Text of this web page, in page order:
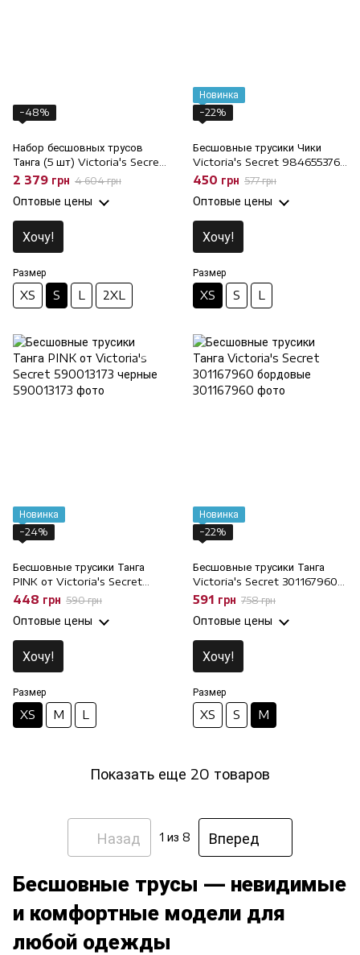
−48%
Набор бесшовных трусов
Танга (5 шт) Victoria's Secret
855795860, S
2 379 грн 4 604 грн
Оптовые цены
Хочу!
Размер
XS S L 2XL
Новинка
−22%
Бесшовные трусики Чики
Victoria's Secret 984655376
леопардовые, XS
450 грн 577 грн
Оптовые цены
Хочу!
Размер
XS S L
Новинка
−24%
Бесшовные трусики Танга
PINK от Victoria's Secret
590013173 черные, XS
448 грн 590 грн
Оптовые цены
Хочу!
Размер
XS M L
Новинка
−22%
Бесшовные трусики Танга
Victoria's Secret 301167960
бордовые, M
591 грн 758 грн
Оптовые цены
Хочу!
Размер
XS S M
Показать еще 20 товаров
Назад 1 из 8 Вперед
Бесшовные трусы — невидимые
и комфортные модели для
любой одежды